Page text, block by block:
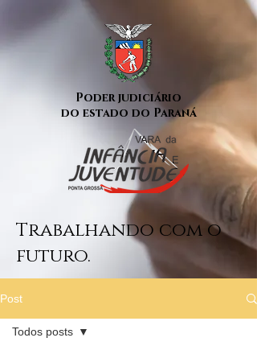
Poder judiciário
do estado do Paraná
Trabalhando com o
futuro.
Post
Todos posts